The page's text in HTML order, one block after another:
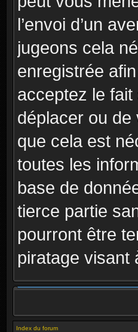
l’envoi d’un
jugeons cela
enregistrée
acceptez le fait
déplacer ou de
que cela est
toutes les
base de
tierce partie
pourront être
piratage visant
Index du forum